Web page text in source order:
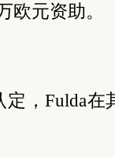
欧元资助。
，Fulda